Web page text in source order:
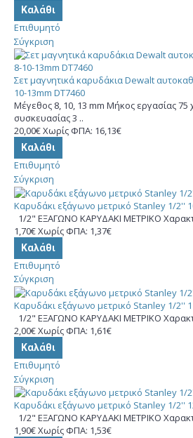
Καλάθι
Επιθυμητό
Σύγκριση
Σετ μαγνητικά καρυδάκια Dewalt
10-13mm DT7460
Μέγεθος 8, 10, 13 mm Μήκος εργασίας 75
συσκευασίας 3 ..
20,00€Χωρίς ΦΠΑ: 16,13€
Καλάθι
Επιθυμητό
Σύγκριση
Καρυδάκι εξάγωνο μετρικό Stanley 1/2''
1/2" ΕΞΑΓΩΝΟ ΚΑΡΥΔΑΚΙ ΜΕΤΡΙΚΟ
1,70€Χωρίς ΦΠΑ: 1,37€
Καλάθι
Επιθυμητό
Σύγκριση
Καρυδάκι εξάγωνο μετρικό Stanley 1/2''
1/2" ΕΞΑΓΩΝΟ ΚΑΡΥΔΑΚΙ ΜΕΤΡΙΚΟ
2,00€Χωρίς ΦΠΑ: 1,61€
Καλάθι
Επιθυμητό
Σύγκριση
Καρυδάκι εξάγωνο μετρικό Stanley 1/2''
1/2" ΕΞΑΓΩΝΟ ΚΑΡΥΔΑΚΙ ΜΕΤΡΙΚΟ
1,90€Χωρίς ΦΠΑ: 1,53€